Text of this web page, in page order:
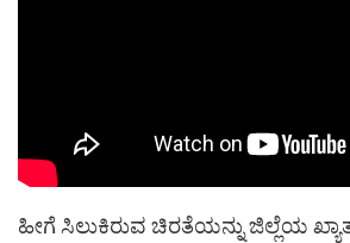
ಹೀಗೆ ಸಿಲುಕಿರುವ ಚಿರತೆಯನ್ನು ಜಿಲ್ಲೆಯ ಖ್ಯಾತ